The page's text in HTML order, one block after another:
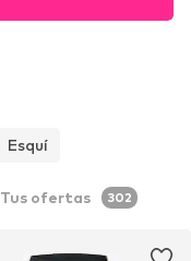
Esquí
Tus ofertas 302